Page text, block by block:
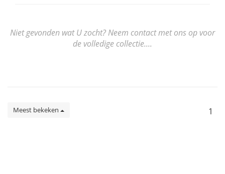
Niet gevonden wat U zocht? Neem contact met ons op voor
de volledige collectie....
Meest bekeken 1